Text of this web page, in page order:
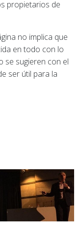
propietarios de
no implica que
en todo con lo
se sugieren con el
ser útil para la